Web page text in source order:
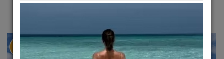
MILANO 22 27